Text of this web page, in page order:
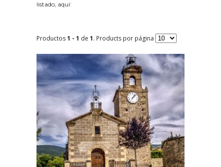
listado, aquí:
Productos1 - 1 de 1. Products por página